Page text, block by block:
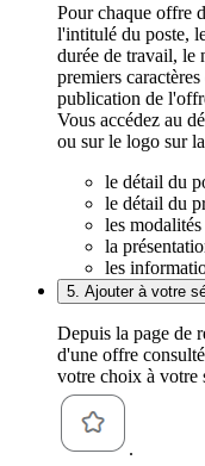
Pour chaque offre
l'intitulé du poste,
durée de travail, le
premiers
publication de
Vous accédez au
ou sur le logo sur
le détail du
le détail du
les
la
les
5. Ajouter à votre
Depuis la page de
d'une offre
votre choix à votre
.